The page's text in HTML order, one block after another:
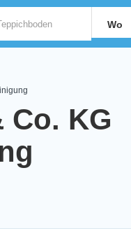
Wo
Co. KG